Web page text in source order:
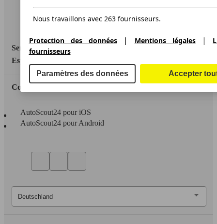
Protection des données
Service
Espace Pro
Contact
AutoScout24 pour iOS
AutoScout24 pour Android
Nous travaillons avec 263 fournisseurs.
Protection des données | Mentions légales|
fournisseurs
Paramètres des données Accepter